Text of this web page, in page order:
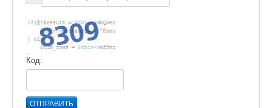
Код:
ОТПРАВИТЬ